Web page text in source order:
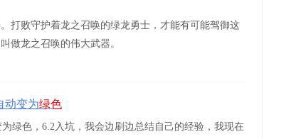
打败守护着龙之召唤的绿龙勇士，才能有可能驾御这
做龙之召唤的伟大武器。
动变为绿色
绿色，6.2入坑，我会边刷边总结自己的经验，我现在